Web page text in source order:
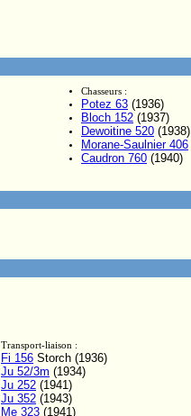
Chasseurs :
Potez 63 (1936)
Bloch 152 (1937)
Dewoitine 520 (1938)
Morane-Saulnier 406
Caudron 760 (1940)
Transport-liaison :
Fi 156 Storch (1936)
Ju 52/3m (1934)
Ju 252 (1941)
Ju 352 (1943)
Me 323 (1941)